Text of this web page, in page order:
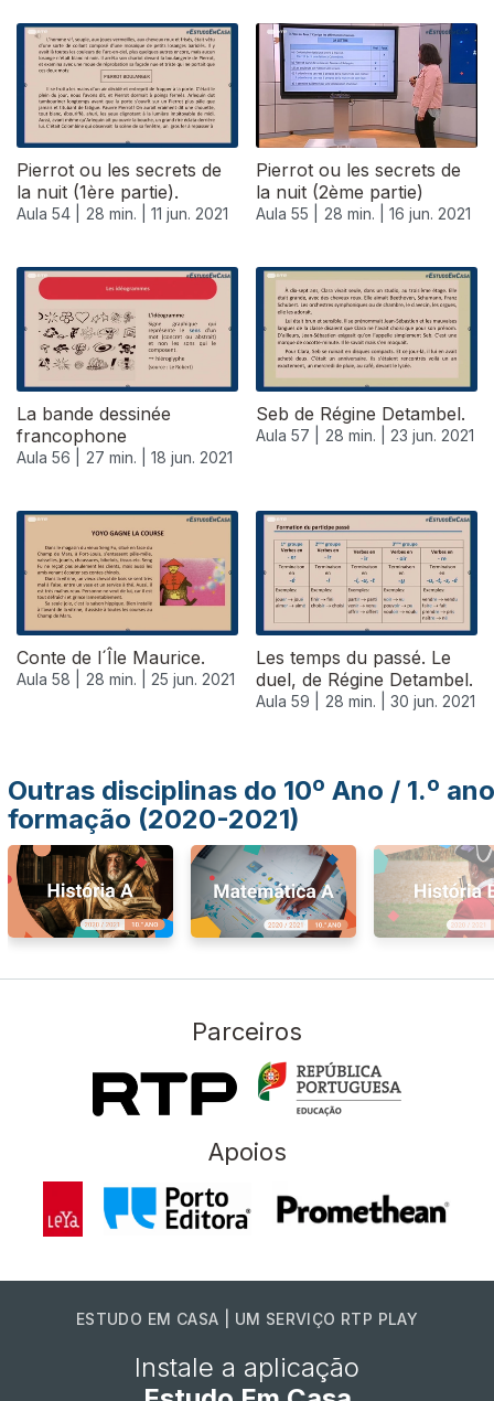
Pierrot ou les secrets de
la nuit (1ère partie).
Aula 54 | 28 min. | 11 jun. 2021
Pierrot ou les secrets de
la nuit (2ème partie)
Aula 55 | 28 min. | 16 jun. 2021
La bande dessinée
francophone
Aula 56 | 27 min. | 18 jun. 2021
Seb de Régine Detambel.
Aula 57 | 28 min. | 23 jun. 2021
Conte de l´Île Maurice.
Aula 58 | 28 min. | 25 jun. 2021
Les temps du passé. Le
duel, de Régine Detambel.
Aula 59 | 28 min. | 30 jun. 2021
554523
Outras disciplinas do 10º Ano / 1.º ano
formação (2020-2021)
Parceiros
Apoios
ESTUDO EM CASA | UM SERVIÇO RTP PLAY
Instale a aplicação